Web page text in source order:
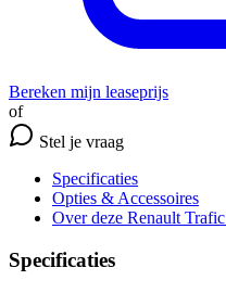
Bereken mijn leaseprijs
of
Stel je vraag
Specificaties
Opties & Accessoires
Over deze Renault Trafic
Specificaties